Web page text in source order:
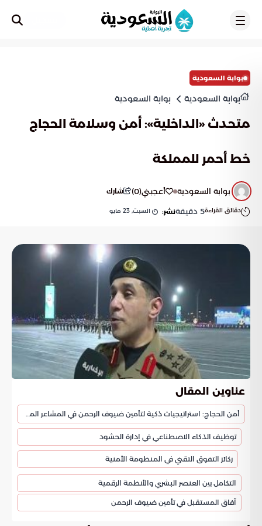
بوابة السعودية
بوابة السعودية بوابة السعودية
متحدث «الداخلية»: أمن وسلامة الحجاج
خط أحمر للمملكة
بوابة السعودية أعجبني(
0
) شارك
دقائق القراءة5 دقيقةنشر: السبت, 23 مايو
عناوين المقال
أمن الحجاج: استراتيجيات ذكية لتأمين ضيوف الرحمن في المشاعر المقدسة
توظيف الذكاء الاصطناعي في إدارة الحشود
ركائز التفوق التقني في المنظومة الأمنية
التكامل بين العنصر البشري والأنظمة الرقمية
آفاق المستقبل في تأمين ضيوف الرحمن